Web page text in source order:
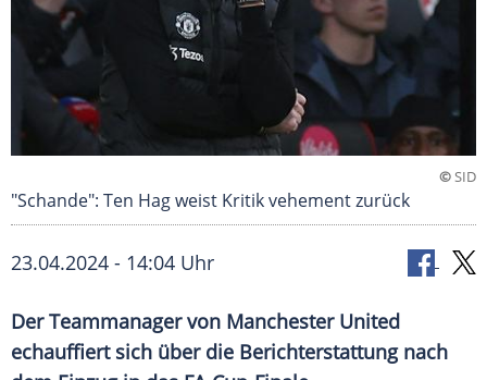
©SID
"Schande": Ten Hag weist Kritik vehement zurück
23.04.2024 - 14:04 Uhr
Der Teammanager von Manchester United
echauffiert sich über die Berichterstattung nach